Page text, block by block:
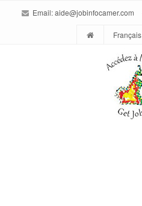
Email:aide@jobinfocamer.com
Français